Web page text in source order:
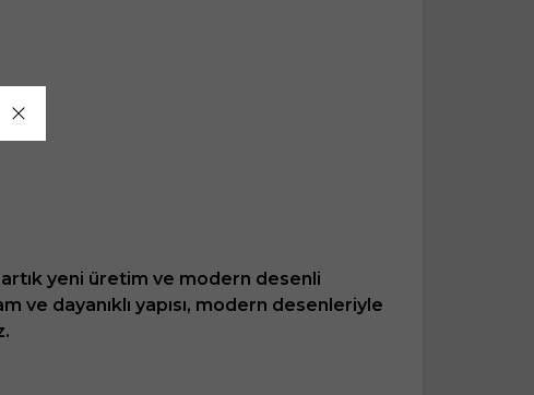
artık yeni üretim ve modern desenli
ve dayanıklı yapısı, modern desenleriyle